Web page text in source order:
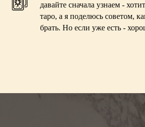
давайте сначала узнаем -
таро, а я поделюсь советом,
брать. Но если уже есть -